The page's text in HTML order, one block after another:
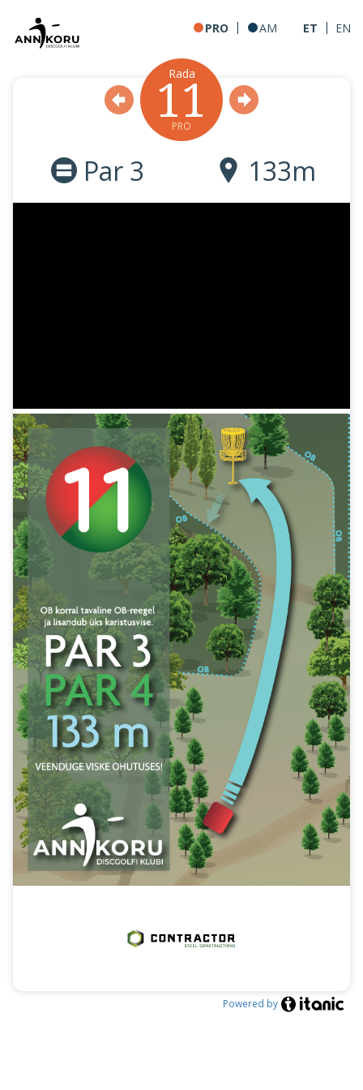
ET | EN
PRO | AM
Rada
11
PRO
Par 3 133m
Powered by